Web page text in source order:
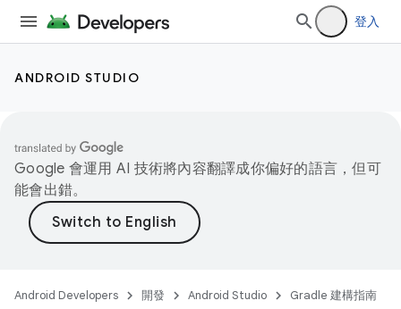
登入
ANDROID STUDIO
Google 會運用 AI 技術將內容翻譯成你偏好的語言，但可
能會出錯。
Android Developers 開發 Android Studio Gradle 建構指南